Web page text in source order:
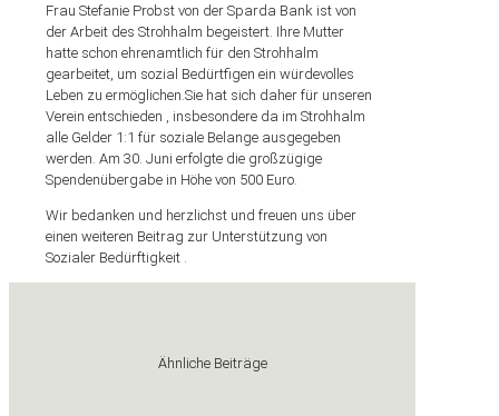
Frau Stefanie Probst von der Sparda Bank ist von
der Arbeit des Strohhalm begeistert. Ihre Mutter
hatte schon ehrenamtlich für den Strohhalm
gearbeitet, um sozial Bedürtfigen ein würdevolles
Leben zu ermöglichen.Sie hat sich daher für unseren
Verein entschieden , insbesondere da im Strohhalm
alle Gelder 1:1 für soziale Belange ausgegeben
werden. Am 30. Juni erfolgte die großzügige
Spendenübergabe in Höhe von 500 Euro.
Wir bedanken und herzlichst und freuen uns über
einen weiteren Beitrag zur Unterstützung von
Sozialer Bedürftigkeit .
Ähnliche Beiträge